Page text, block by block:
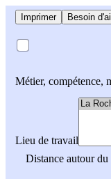
Imprimer Besoin
Métier, compétence,
Lieu de travail
Distance autour